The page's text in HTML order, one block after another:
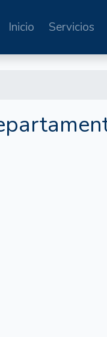
Inicio Servicios